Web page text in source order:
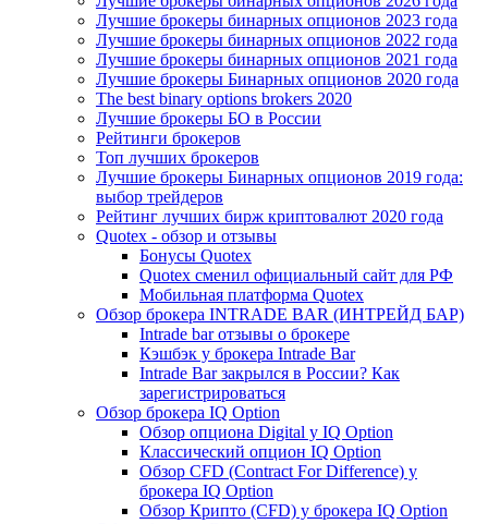
Лучшие брокеры бинарных опционов 2023 года
Лучшие брокеры бинарных опционов 2022 года
Лучшие брокеры бинарных опционов 2021 года
Лучшие брокеры Бинарных опционов 2020 года
The best binary options brokers 2020
Лучшие брокеры БО в России
Рейтинги брокеров
Топ лучших брокеров
Лучшие брокеры Бинарных опционов 2019 года:
выбор трейдеров
Рейтинг лучших бирж криптовалют 2020 года
Quotex - обзор и отзывы
Бонусы Quotex
Quotex сменил официальный сайт для РФ
Мобильная платформа Quotex
Обзор брокера INTRADE BAR (ИНТРЕЙД БАР)
Intrade bar отзывы о брокере
Кэшбэк у брокера Intrade Bar
Intrade Bar закрылся в России? Как
зарегистрироваться
Обзор брокера IQ Option
Обзор опциона Digital у IQ Option
Классический опцион IQ Option
Обзор CFD (Contract For Difference) у
брокера IQ Option
Обзор Крипто (CFD) у брокера IQ Option